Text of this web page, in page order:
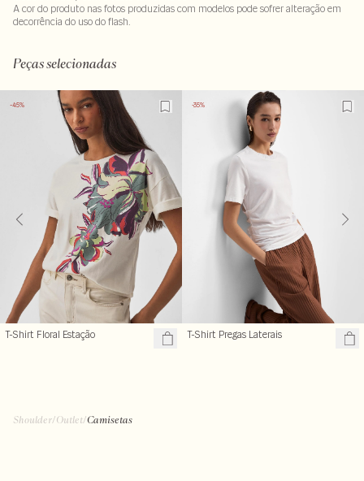
A cor do produto nas fotos produzidas com modelos pode sofrer alteração em
decorrência do uso do flash.
Peças selecionadas
-45%
T-Shirt Floral Estação
-35%
T-Shirt Pregas Laterais
Shoulder/Outlet/Camisetas